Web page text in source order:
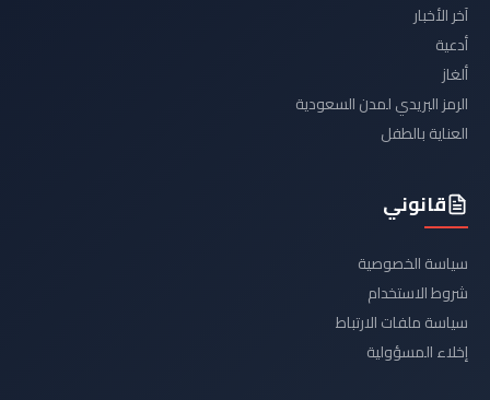
آخر الأخبار
أدعية
ألغاز
الرمز البريدي لمدن السعودية
العناية بالطفل
قانوني
سياسة الخصوصية
شروط الاستخدام
سياسة ملفات الارتباط
إخلاء المسؤولية